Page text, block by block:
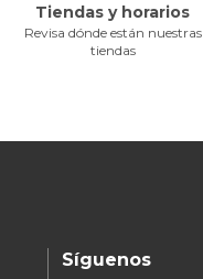
Tiendas y horarios
Revisa dónde están nuestras
tiendas
Síguenos